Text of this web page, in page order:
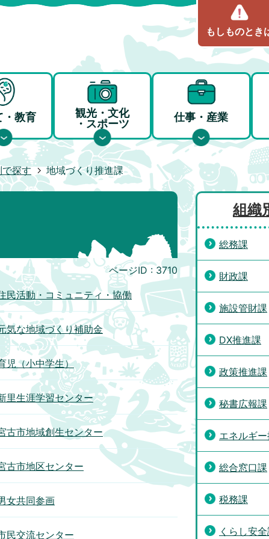
もしものとき
・教育
観光・文化
・スポーツ
仕事・産業
探す 地域づくり推進課
ページID : 3710
民活動・コミュニティ・協働
気な地域づくり補助金
児（小中学生）
里生涯学習センター
古市地域創生センター
古市地区センター
女共同参画
民交流センター
組織
総務課
財政課
施設管財課
DX推進課
政策推進課
秘書広報課
エネルギ
総合窓口課
税務課
くらし安